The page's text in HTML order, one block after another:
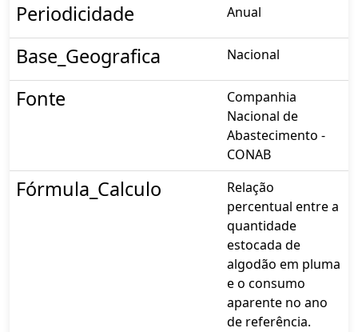
Periodicidade Anual
Base_Geografica Nacional
Fonte
Companhia
Nacional de
Abastecimento -
CONAB
Fórmula_Calculo
Relação
percentual entre a
quantidade
estocada de
algodão em pluma
e o consumo
aparente no ano
de referência.